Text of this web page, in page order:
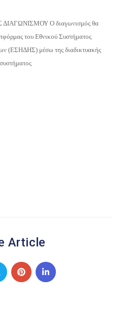
Ο διαγωνισμός θα
του Εθνικού Συστήματος
(ΕΣΗΔΗΣ) μέσω της διαδικτυακής
Article